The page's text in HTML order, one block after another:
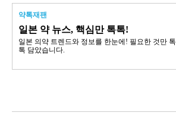
약톡재팬
일본 약 뉴스, 핵심만 톡톡!
일본 의약 트렌드와 정보를 한눈에! 필요한 것만 톡
톡 담았습니다.